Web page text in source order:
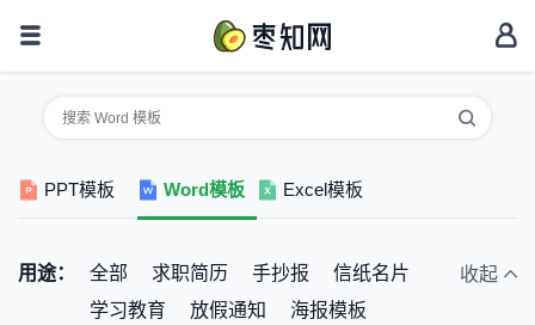
PPT模板 Word模板 Excel模板
用途： 全部 求职简历 手抄报
信纸名片
学习教育
放假通知
海报模板
收起